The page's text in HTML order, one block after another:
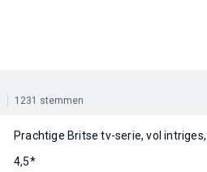
1231 stemmen
Prachtige Britse tv-serie, vol
4,5*